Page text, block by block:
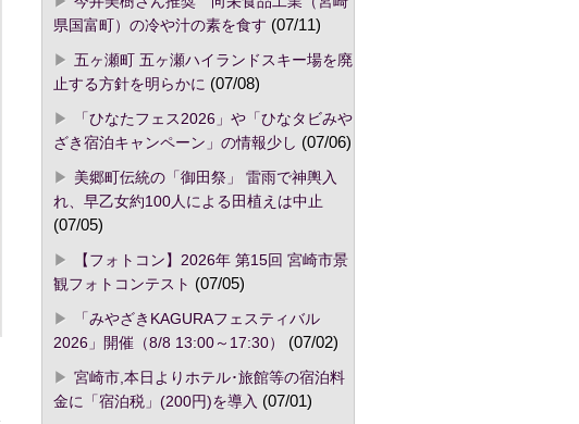
県国富町）の冷や汁の素を食す (07/11)
五ヶ瀬町 五ヶ瀬ハイランドスキー場を廃
止する方針を明らかに (07/08)
「ひなたフェス2026」や「ひなタビみや
ざき宿泊キャンペーン」の情報少し (07/06)
美郷町伝統の「御田祭」 雷雨で神輿入
れ、早乙女約100人による田植えは中止
(07/05)
【フォトコン】2026年 第15回 宮崎市景
観フォトコンテスト (07/05)
「みやざきKAGURAフェスティバル
2026」開催（8/8 13:00～17:30）
(07/02)
宮崎市,本日よりホテル･旅館等の宿泊料
金に「宿泊税」(200円)を導入 (07/01)